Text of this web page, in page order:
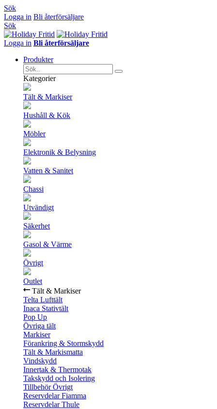
Sök
Logga in Bli återförsäljare
Sök
Logga in Bli återförsäljare
Produkter
Kategorier
Tält & Markiser
Hushåll & Kök
Möbler
Elektronik & Belysning
Vatten & Sanitet
Chassi
Utvändigt
Säkerhet
Gasol & Värme
Övrigt
Outlet
Tält & Markiser
Telta Lufttält
Inaca Stativtält
Pop Up
Övriga tält
Markiser
Förankring & Stormskydd
Tält & Markismatta
Vindskydd
Innertak & Thermotak
Takskydd och Isolering
Tillbehör Övrigt
Reservdelar Fiamma
Reservdelar Thule